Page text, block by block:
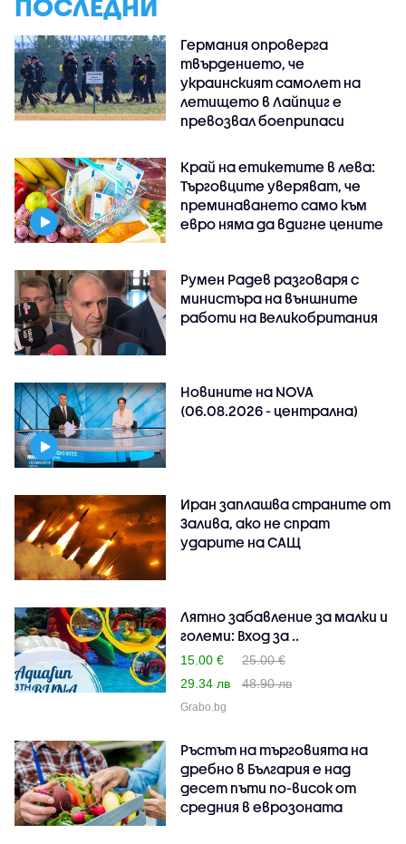
ПОСЛЕДНИ
Германия опроверга
твърдението, че
украинският самолет на
летището в Лайпциг е
превозвал боеприпаси
Край на етикетите в лева:
Търговците уверяват, че
преминаването само към
евро няма да вдигне цените
Румен Радев разговаря с
министъра на външните
работи на Великобритания
Новините на NOVA
(06.08.2026 - централна)
Иран заплашва страните от
Залива, ако не спрат
ударите на САЩ
Лятно забавление за малки и
големи: Вход за ..
15.00 €
25.00 €
29.34 лв
48.90 лв
Grabo.bg
Ръстът на търговията на
дребно в България е над
десет пъти по-висок от
средния в еврозоната